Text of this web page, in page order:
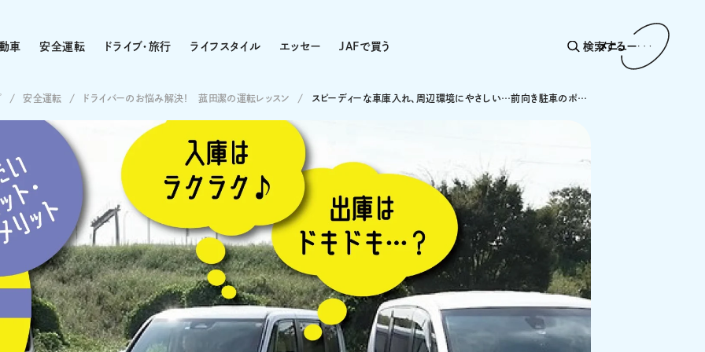
車 安全運転 ドライブ・旅行 ライフスタイル エッセー JAFで買う 検索する
メニュー
安全運転 ドライバーのお悩み解決！ 菰田潔の運転レッスン スピーディーな車庫入れ、周辺環境にやさしい…前向き駐車のポイントを大解説！